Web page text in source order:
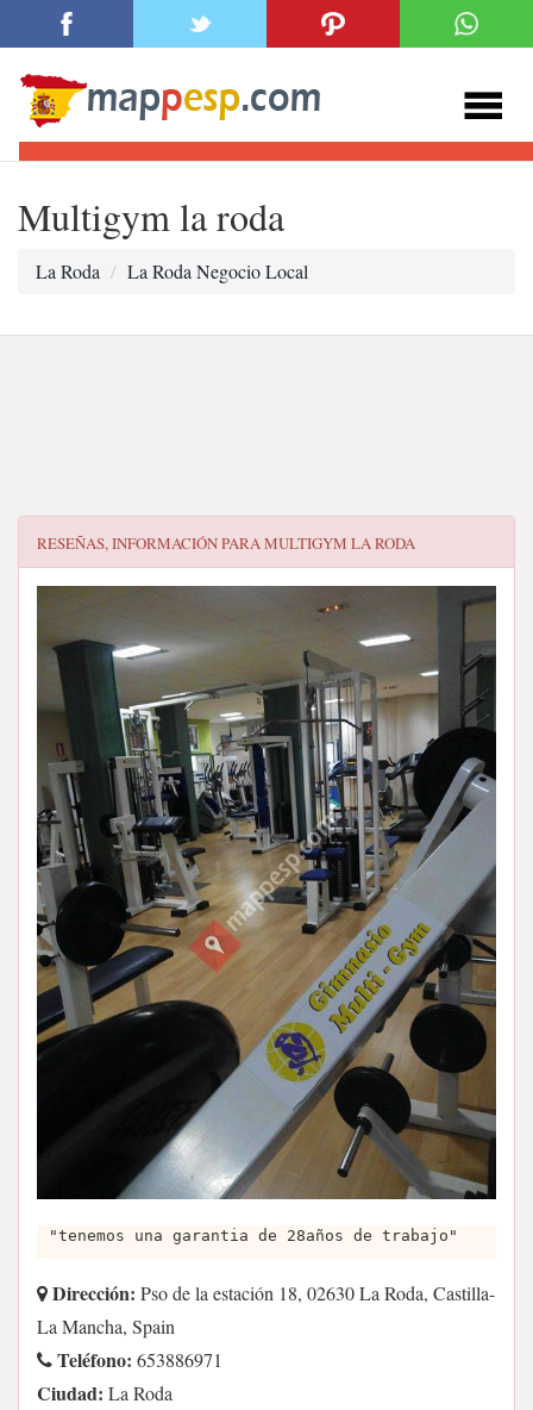
Multigym la roda
La Roda La Roda Negocio Local
RESEÑAS, INFORMACIÓN PARAMULTIGYM LA RODA
"tenemos una garantia de 28años de trabajo"
Dirección: Pso de la estación 18, 02630 La Roda, Castilla-
La Mancha, Spain
Teléfono: 653886971
Ciudad: La Roda